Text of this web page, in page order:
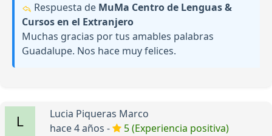
Respuesta de MuMa Centro de Lenguas &
Cursos en el Extranjero
Muchas gracias por tus amables palabras
Guadalupe. Nos hace muy felices.
Lucia Piqueras Marco
hace 4 años -
5 (Experiencia positiva)